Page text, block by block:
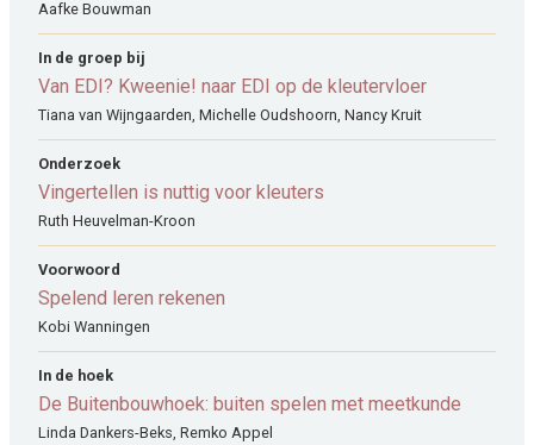
Aafke Bouwman
In de groep bij
Van EDI? Kweenie! naar EDI op de kleutervloer
Tiana van Wijngaarden, Michelle Oudshoorn, Nancy Kruit
Onderzoek
Vingertellen is nuttig voor kleuters
Ruth Heuvelman-Kroon
Voorwoord
Spelend leren rekenen
Kobi Wanningen
In de hoek
De Buitenbouwhoek: buiten spelen met meetkunde
Linda Dankers-Beks, Remko Appel